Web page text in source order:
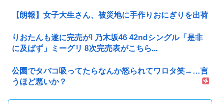
【朗報】女子大生さん、被災地に手作りおにぎりを出荷
りおたんも遂に完売が! 乃木坂46 42ndシングル「是非
に及ばず」ミーグリ 8次完売表がこちら...
公園でタバコ吸ってたらなんか怒られてワロタ笑→…言
うほど悪いか？